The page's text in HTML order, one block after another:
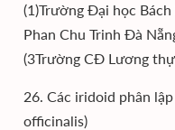
(1)Trường Đại học
Phan Chu Trinh Đà
(3Trường CĐ Lương
26. Các iridoid phân
officinalis)